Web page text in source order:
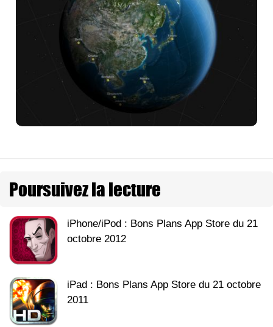
Poursuivez la lecture
iPhone/iPod : Bons Plans App Store du 21
octobre 2012
iPad : Bons Plans App Store du 21 octobre
2011